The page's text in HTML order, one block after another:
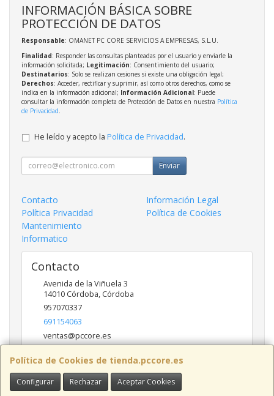
Política de Cookies de tienda.pccore.es
Configurar Rechazar Aceptar Cookies
INFORMACIÓN BÁSICA SOBRE
PROTECCIÓN DE DATOS
Responsable: OMANET PC CORE SERVICIOS A EMPRESAS, S.L.U.
Finalidad: Responder las consultas planteadas por el usuario y enviarle la
información solicitada; Legitimación: Consentimiento del usuario;
Destinatarios: Solo se realizan cesiones si existe una obligación legal;
Derechos: Acceder, rectificar y suprimir, así como otros derechos, como se
indica en la información adicional; Información Adicional: Puede
consultar la información completa de Protección de Datos en nuestra Política
de Privacidad
He leído y acepto la Política de Privacidad.
Enviar
Contacto
Información Legal
Política Privacidad
Política de Cookies
Mantenimiento
Informatico
Contacto
Avenida de la Viñuela 3
14010 Córdoba, Córdoba
957070337
691154063
ventas@pccore.es
Horario
10-13:30